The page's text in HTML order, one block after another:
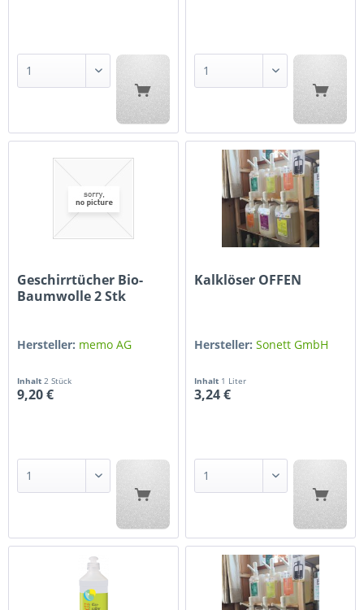
Geschirrtücher Bio-
Baumwolle 2 Stk
Hersteller: memo AG
Inhalt2 Stück
9,20 €
Kalklöser OFFEN
Hersteller: Sonett GmbH
Inhalt 1 Liter
3,24 €